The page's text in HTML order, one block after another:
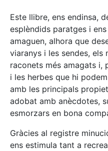
Este llibre, ens endinsa,
esplèndids paratges i
amaguen, alhora que
viaranys i les sendes, els
raconets més amagats i,
i les herbes que hi
amb les principals
adobat amb anècdotes,
esmorzars en bona
Gràcies al registre
ens estimula tant a